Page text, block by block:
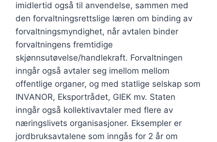
imidlertid også til anvendelse, sammen med
den forvaltningsrettslige læren om binding av
forvaltningsmyndighet, når avtalen binder
forvaltningens fremtidige
skjønnsutøvelse/handlekraft. Forvaltningen
inngår også avtaler seg imellom mellom
offentlige organer, og med statlige selskap som
INVANOR, Eksportrådet, GIEK mv. Staten
inngår også kollektivavtaler med flere av
næringslivets organisasjoner. Eksempler er
jordbruksavtalene som inngås for 2 år om